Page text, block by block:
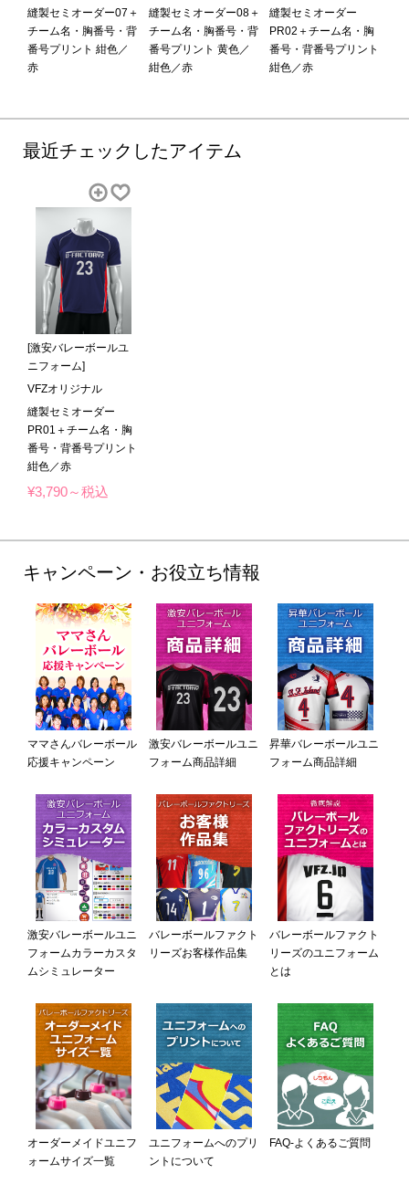
縫製セミオーダー07＋
チーム名・胸番号・背
番号プリント 紺色／
赤
縫製セミオーダー08＋
チーム名・胸番号・背
番号プリント 黄色／
紺色／赤
縫製セミオーダー
PR02＋チーム名・胸
番号・背番号プリント
紺色／赤
最近チェックしたアイテム
[激安バレーボールユ
ニフォーム]
VFZオリジナル
縫製セミオーダー
PR01＋チーム名・胸
番号・背番号プリント
紺色／赤
¥3,790～税込
キャンペーン・お役立ち情報
ママさんバレーボール
応援キャンペーン
激安バレーボールユニ
フォーム商品詳細
昇華バレーボールユニ
フォーム商品詳細
激安バレーボールユニ
フォームカラーカスタ
ムシミュレーター
バレーボールファクト
リーズお客様作品集
バレーボールファクト
リーズのユニフォーム
とは
オーダーメイドユニフ
ォームサイズ一覧
ユニフォームへのプリ
ントについて
FAQ-よくあるご質問